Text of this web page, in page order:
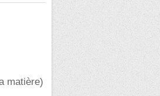
matière)